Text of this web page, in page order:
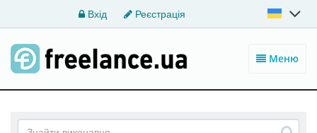
Вхід Реєстрація
Меню